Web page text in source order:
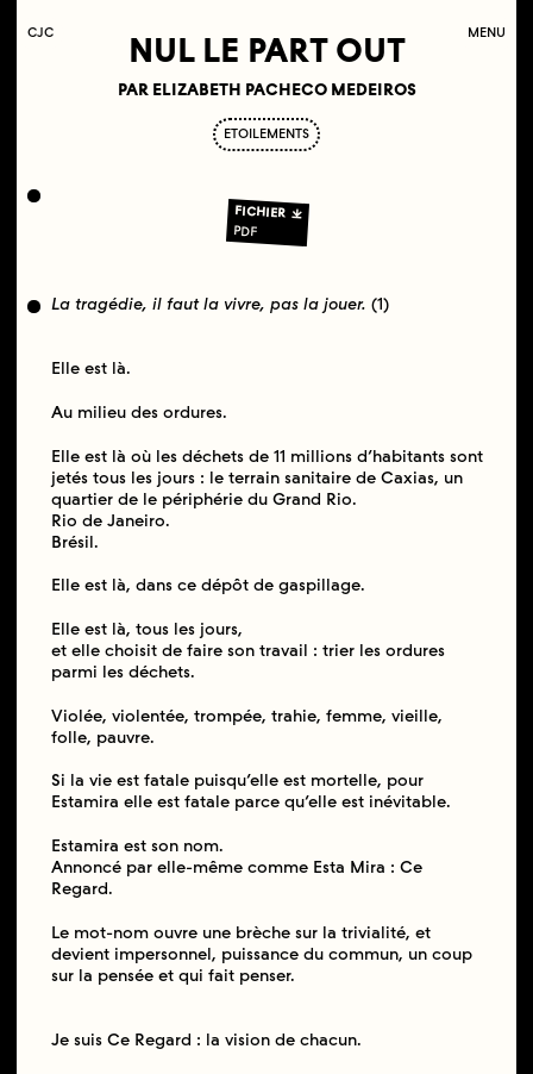
COLLECTIF
JEUNE
C MENU
NUL LE PART OUT
PAR ELIZABETH PACHECO MEDEIROS
ETOILEMENTS
FICHIER
PDF
La tragédie, il faut la vivre, pas la jouer. (1)
Elle est là.
Au milieu des ordures.
Elle est là où les déchets de 11 millions d’habitants sont
jetés tous les jours : le terrain sanitaire de Caxias, un
quartier de le périphérie du Grand Rio.
Rio de Janeiro.
Brésil.
Elle est là, dans ce dépôt de gaspillage.
Elle est là, tous les jours,
et elle choisit de faire son travail : trier les ordures
parmi les déchets.
Violée, violentée, trompée, trahie, femme, vieille,
folle, pauvre.
Si la vie est fatale puisqu’elle est mortelle, pour
Estamira elle est fatale parce qu’elle est inévitable.
Estamira est son nom.
Annoncé par elle-même comme Esta Mira : Ce
Regard.
Le mot-nom ouvre une brèche sur la trivialité, et
devient impersonnel, puissance du commun, un coup
sur la pensée et qui fait penser.
Je suis Ce Regard : la vision de chacun.